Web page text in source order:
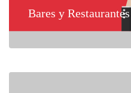
Bares y Restaurantes